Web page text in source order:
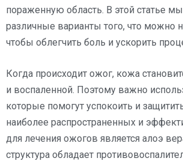
пораженную область. В этой статье
различные варианты того, что можно
чтобы облегчить боль и ускорить
Когда происходит ожог, кожа
и воспаленной. Поэтому важно
которые помогут успокоить и
наиболее распространенных и
для лечения ожогов является алоэ
структура обладает